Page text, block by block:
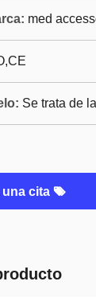
med
Se trata de
una cita